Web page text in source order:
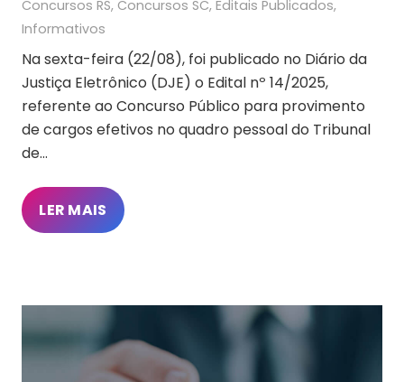
Concursos RS, Concursos SC, Editais Publicados,
Informativos
Na sexta-feira (22/08), foi publicado no Diário da
Justiça Eletrônico (DJE) o Edital nº 14/2025,
referente ao Concurso Público para provimento
de cargos efetivos no quadro pessoal do Tribunal
de…
LER MAIS